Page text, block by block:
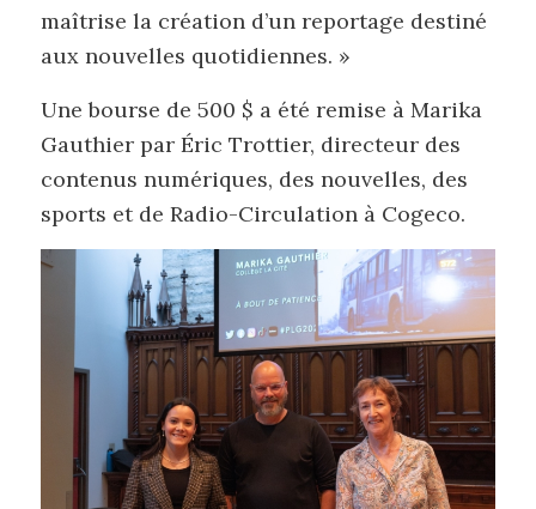
maîtrise la création d’un reportage destiné
aux nouvelles quotidiennes. »
Une bourse de 500 $ a été remise à Marika
Gauthier par Éric Trottier, directeur des
contenus numériques, des nouvelles, des
sports et de Radio-Circulation à Cogeco.